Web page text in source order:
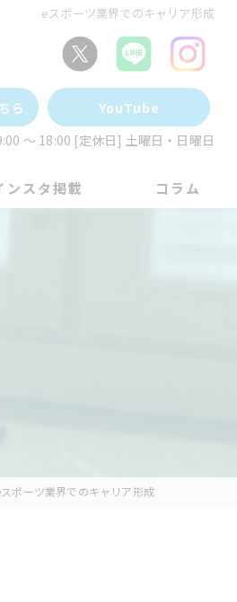
eスポーツ業界でのキャリア形成
ら
YouTube
～ 18:00 [定休日] 土曜日・日曜日
ンスタ掲載 コラム
スポーツ業界でのキャリア形成